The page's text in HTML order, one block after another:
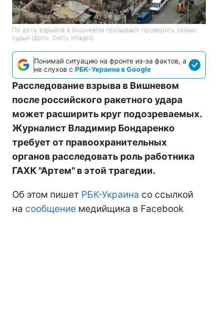
По делу взрывов в Вишневом призывают проверить семью
судьи (фото: Getty Images)
Понимай ситуацию на фронте из-за фактов, а
не слухов с РБК-Украина в Google
Расследование взрыва в Вишневом
после российского ракетного удара
может расширить круг подозреваемых.
Журналист Владимир Бондаренко
требует от правоохранительных
органов расследовать роль работника
ГАХК "Артем" в этой трагедии.
Об этом пишет РБК-Украина со ссылкой
на сообщение медийщика в Facebook